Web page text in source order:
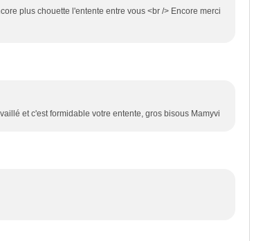
plus chouette l'entente entre vous <br /> Encore merci
et c'est formidable votre entente, gros bisous Mamyvi